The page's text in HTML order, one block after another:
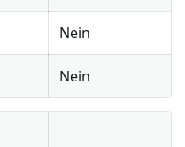
Nein
Nein